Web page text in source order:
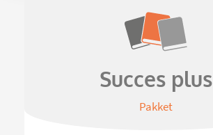
Succes plus
Pakket